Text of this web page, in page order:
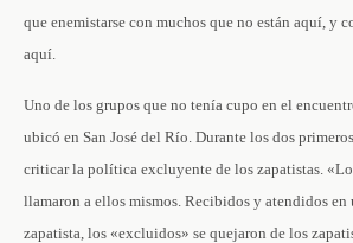
que enemistarse con muchos que no están aquí, y
aquí.
Uno de los grupos que no tenía cupo en el
ubicó en San José del Río. Durante los dos
criticar la política excluyente de los zapatistas.
llamaron a ellos mismos. Recibidos y atendidos en
zapatista, los «excluidos» se quejaron de los